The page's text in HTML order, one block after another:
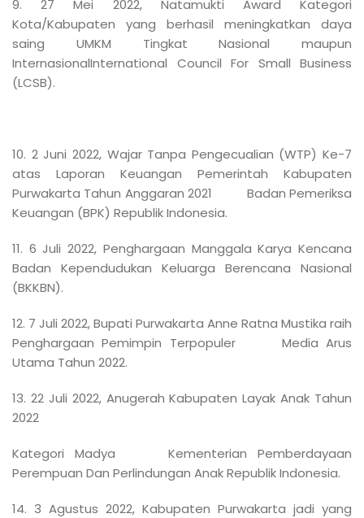
9. 27 Mei 2022, Natamukti Award Kategori
Kota/Kabupaten yang berhasil meningkatkan daya
saing UMKM Tingkat Nasional maupun
InternasionalInternational Council For Small Business
(LCSB).
10. 2 Juni 2022, Wajar Tanpa Pengecualian (WTP) Ke-7
atas Laporan Keuangan Pemerintah Kabupaten
Purwakarta Tahun Anggaran 2021 Badan Pemeriksa
Keuangan (BPK) Republik Indonesia.
11. 6 Juli 2022, Penghargaan Manggala Karya Kencana
Badan Kependudukan Keluarga Berencana Nasional
(BKKBN).
12. 7 Juli 2022, Bupati Purwakarta Anne Ratna Mustika raih
Penghargaan Pemimpin Terpopuler Media Arus
Utama Tahun 2022.
13. 22 Juli 2022, Anugerah Kabupaten Layak Anak Tahun
2022
Kategori Madya Kementerian Pemberdayaan
Perempuan Dan Perlindungan Anak Republik Indonesia.
14. 3 Agustus 2022, Kabupaten Purwakarta jadi yang